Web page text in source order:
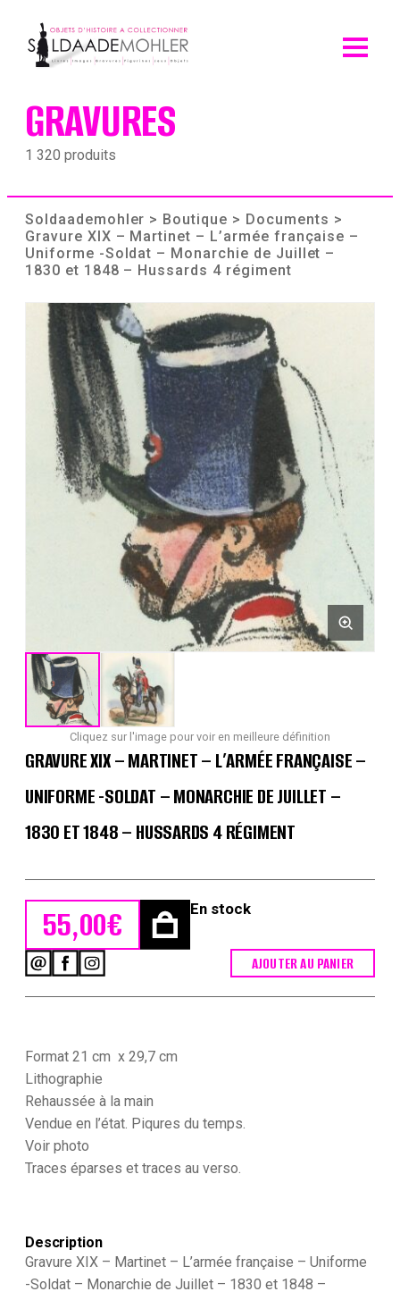
content
GRAVURES
1 320 produits
Soldaademohler > Boutique > Documents >
Gravure XIX – Martinet – L’armée française –
Uniforme -Soldat – Monarchie de Juillet –
1830 et 1848 – Hussards 4 régiment
Cliquez sur l'image pour voir en meilleure définition
GRAVURE XIX – MARTINET – L’ARMÉE FRANÇAISE –
UNIFORME -SOLDAT – MONARCHIE DE JUILLET –
1830 ET 1848 – HUSSARDS 4 RÉGIMENT
55,00€ En stock
Martinet
française
-
Soldat
-
1830
et
AJOUTER AU PANIER
Format 21 cm x 29,7 cm
Lithographie
Rehaussée à la main
Vendue en l’état. Piqures du temps.
Voir photo
Traces éparses et traces au verso.
Description
Gravure XIX – Martinet – L’armée française – Uniforme
-Soldat – Monarchie de Juillet – 1830 et 1848 –